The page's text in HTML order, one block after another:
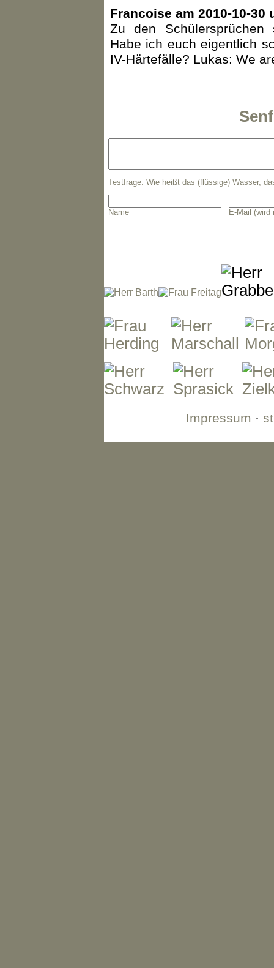
Francoise am 2010-10-30
Zu den Schülersprüchen
Habe ich euch eigentlich
IV-Härtefälle? Lukas: We
Testfrage: Wie heißt das (flüssige) Wasser,
Name E-Mail
Impressum ·